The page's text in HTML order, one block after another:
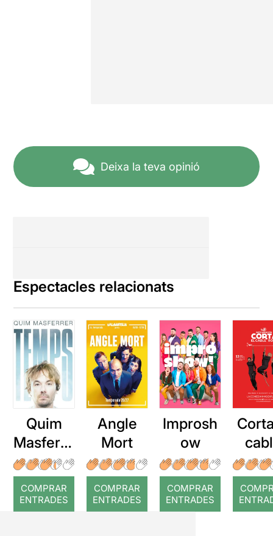
Deixa la teva opinió
Espectacles relacionats
Quim
Masferre
r: Temps
COMPRAR
ENTRADES
Angle
Mort
COMPRAR
ENTRADES
Improsh
ow
COMPRAR
ENTRADES